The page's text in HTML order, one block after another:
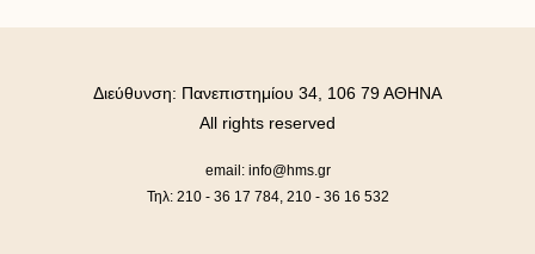
email: info@hms.gr
Τηλ: 210 - 36 17 784, 210 - 36 16 532
Διεύθυνση: Πανεπιστημίου 34, 106 79 ΑΘΗΝΑ
All rights reserved